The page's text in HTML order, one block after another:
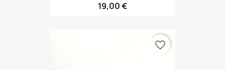
19,00 €
favorite_border